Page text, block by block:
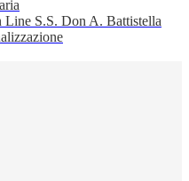
S.S. Don A. Battistella